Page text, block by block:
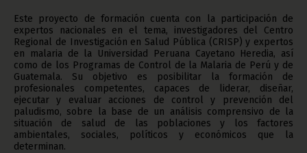
Este proyecto de formación cuenta con la participación de
expertos nacionales en el tema, investigadores del Centro
Regional de Investigación en Salud Pública (CRISP) y expertos
en malaria de la Universidad Peruana Cayetano Heredia, así
como de los Programas de Control de la Malaria de Perú y de
Guatemala. Su objetivo es posibilitar la formación de
profesionales competentes, capaces de liderar, diseñar,
ejecutar y evaluar acciones de control y prevención del
paludismo, sobre la base de un análisis comprensivo de la
situación de salud de las poblaciones y los factores
ambientales, sociales, políticos y económicos que la
determinan.